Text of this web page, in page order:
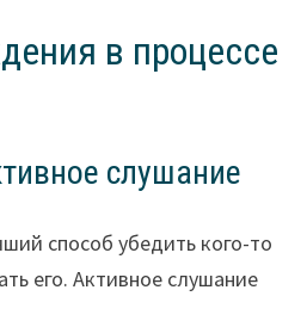
в процессе
слушание
способ убедить кого-то
его. Активное слушание